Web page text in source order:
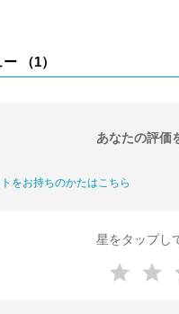
（1）
あなたの評価
をお持ちのかたはこちら
星をタップし